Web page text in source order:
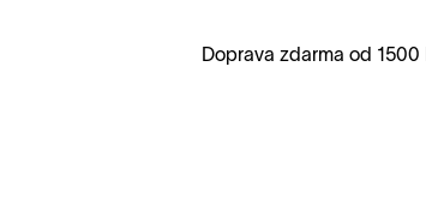
Doprava zdarma od 1500